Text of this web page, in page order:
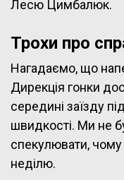
Лесю Цимбалюк.
Трохи про
Нагадаємо, що
Дирекція гонки
середині заїзду
швидкості. Ми не
спекулювати,
неділю.